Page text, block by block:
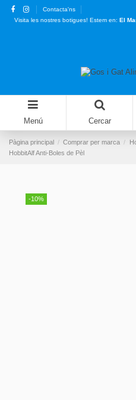
Contacta'ns
Visita les nostres botigues! Estem en: El
Menú Cercar
Pàgina principal Comprar per marca
HobbitAlf Anti-Boles de Pèl
-10%